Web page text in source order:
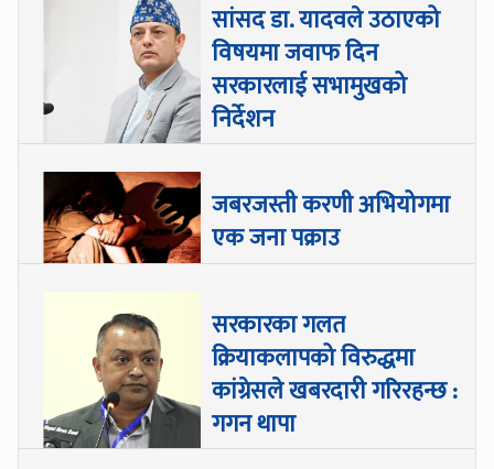
सांसद डा‍‍. यादवले उठाएको
विषयमा जवाफ दिन
सरकारलाई सभामुखको
निर्देशन
जबरजस्ती करणी अभियोगमा
एक जना पक्राउ
सरकारका गलत
क्रियाकलापको विरुद्धमा
कांग्रेसले खबरदारी गरिरहन्छ :
गगन थापा